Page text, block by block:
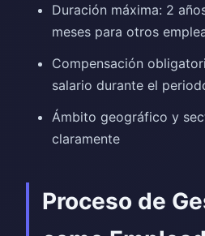
Duración máxima: 2
meses para otros
Compensación
salario durante el
Ámbito geográfico y
claramente
Proceso de